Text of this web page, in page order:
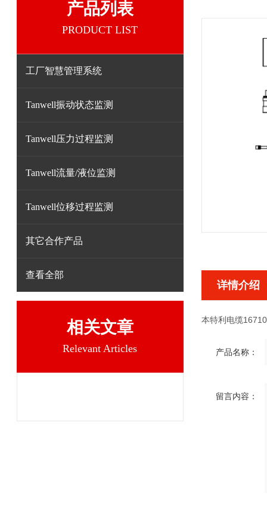
产品列表
PRODUCT LIST
工厂智慧管理系统
Tanwell振动状态监测
Tanwell压力过程监测
Tanwell流量/液位监测
Tanwell位移过程监测
其它合作产品
查看全部
相关文章
Relevant Articles
详情介绍
本特利电缆
产品名称：
留言内容：